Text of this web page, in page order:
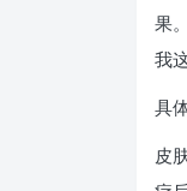
果
我
具
皮